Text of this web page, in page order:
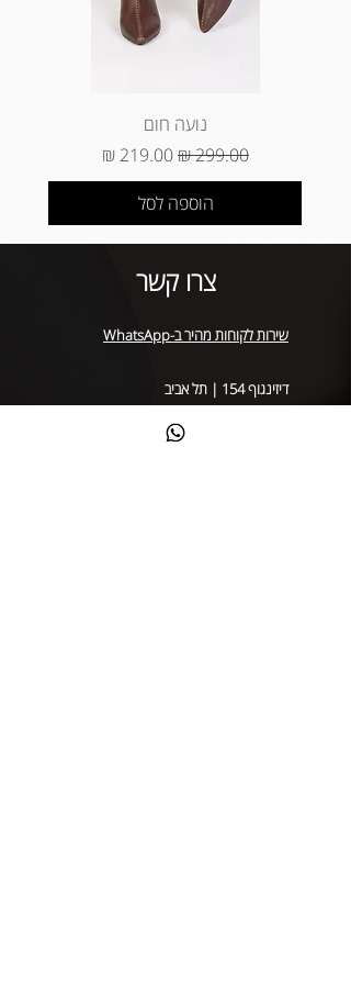
מסכום הפריטים שהוחזרו (עמלת ביטול
הוא עד 3 ימי עסקים מיום קבלת המוצר
נועה חום
מחיר רגיל מחיר מבצע
הוספה לסל
צרו קשר
שירות לקוחות מהיר ב-WhatsApp
דיזינגוף 154 | תל אביב